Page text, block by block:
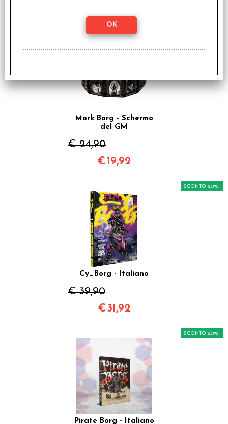
Mork Borg - Schermo
del GM
€ 24,90
€ 19,92
Cy_Borg - Italiano
€ 39,90
SCONTO 20%
€31,92
Pirate Borg - Italiano
SCONTO 20%